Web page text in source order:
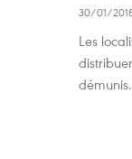
30/01/
Les
démunis.